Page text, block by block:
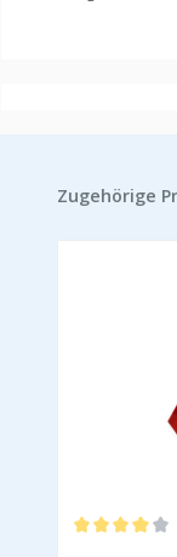
Produktgalerie
Zugehörige